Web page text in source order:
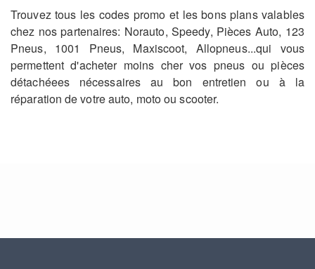
Trouvez tous les codes promo et les bons plans valables
chez nos partenaires: Norauto, Speedy, Pièces Auto, 123
Pneus, 1001 Pneus, Maxiscoot, Allopneus...qui vous
permettent d'acheter moins cher vos pneus ou pièces
détachéees nécessaires au bon entretien ou à la
réparation de votre auto, moto ou scooter.